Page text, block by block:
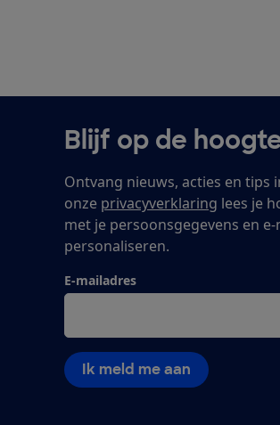
Blijf op de
Ontvang nieuws, acties en tips
onze privacyverklaring lees je
met je persoonsgegevens en
personaliseren.
E-mailadres
Ik meld me aan